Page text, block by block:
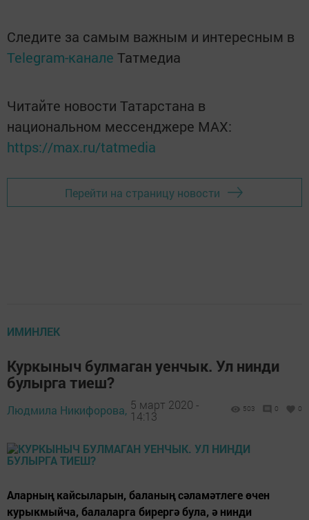
Следите за самым важным и интересным в
Telegram-канале Татмедиа
Читайте новости Татарстана в
национальном мессенджере MАХ:
https://max.ru/tatmedia
Перейти на страницу новости
ИМИНЛЕК
Куркыныч булмаган уенчык. Ул нинди
булырга тиеш?
Людмила Никифорова, 5 март 2020 -
14:13
503 0 0
Аларның кайсыларын, баланың сәламәтлеге өчен
курыкмыйча, балаларга бирергә була, ә нинди